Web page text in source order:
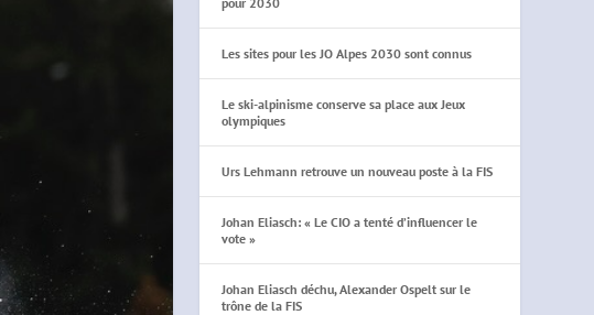
Les sites pour les JO Alpes 2030 sont connus
Le ski-alpinisme conserve sa place aux Jeux
olympiques
Urs Lehmann retrouve un nouveau poste à la FIS
Johan Eliasch: « Le CIO a tenté d’influencer le
vote »
Johan Eliasch déchu, Alexander Ospelt sur le
trône de la FIS